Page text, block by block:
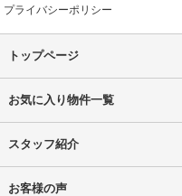
プライバシーポリシー
トップページ
お気に入り物件一覧
スタッフ紹介
お客様の声